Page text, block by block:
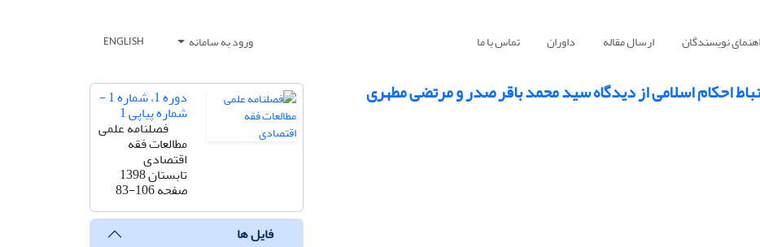
نویسندگان ارسال مقاله داوران تماس با ما ورود به سامانه ENGLISH
احکام اسلامی از دیدگاه سید محمد باقر صدر و مرتضی مطهری دوره 1، شماره 1 -
شماره پیاپی 1
فصلنامه علمی
مطالعات فقه
اقتصادی
تابستان 1398
صفحه83-106
فایل ها